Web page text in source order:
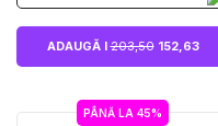
ADAUGĂ I203,50152,63
PÂNĂ LA 45%